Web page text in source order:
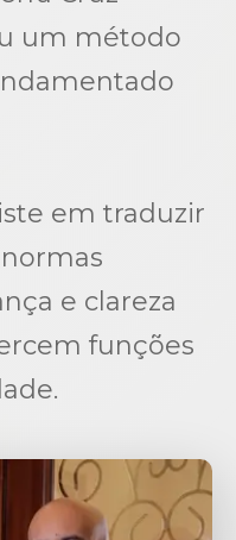
um método
em traduzir
e clareza
funções